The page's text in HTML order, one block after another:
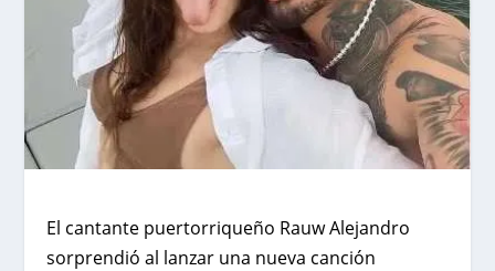
El cantante puertorriqueño Rauw Alejandro
sorprendió al lanzar una nueva canción